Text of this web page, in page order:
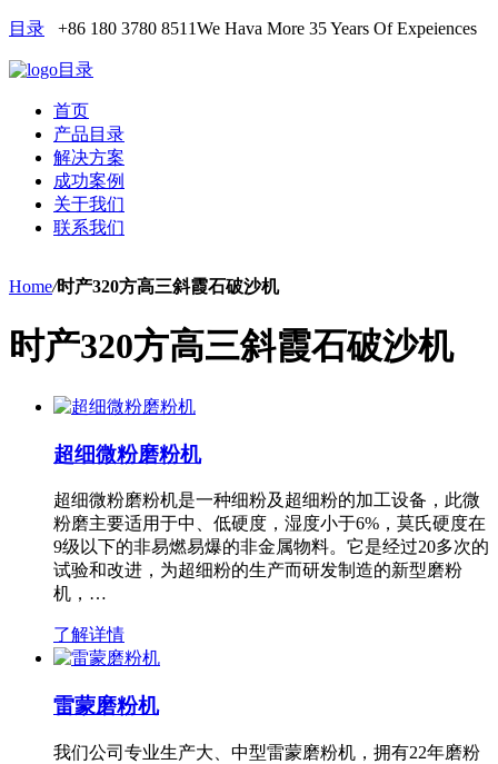
目录 +86 180 3780 8511We Hava More 35 Years Of Expeiences
目录
首页
产品目录
解决方案
成功案例
关于我们
联系我们
Home/时产320方高三斜霞石破沙机
时产320方高三斜霞石破沙机
超细微粉磨粉机
超细微粉磨粉机是一种细粉及超细粉的加工设备，此微
粉磨主要适用于中、低硬度，湿度小于6%，莫氏硬度在
9级以下的非易燃易爆的非金属物料。它是经过20多次的
试验和改进，为超细粉的生产而研发制造的新型磨粉
机，…
了解详情
雷蒙磨粉机
我们公司专业生产大、中型雷蒙磨粉机，拥有22年磨粉